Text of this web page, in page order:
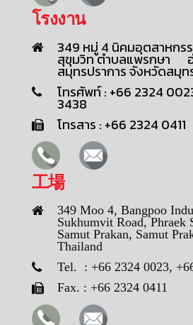
โรงงาน
349 หมู่ 4 นิคมอุตสาหกร
สุขุมวิท ตำบลแพรกษา อ
สมุทรปราการ จังหวัดสมุท
โทรศัพท์ : +66 2324
3438
โทรสาร : +66 2324 0411
工場
349 Moo 4, Bangpoo
Sukhumvit Road, Phraek
Samut Prakan, Samut
Thailand
Tel. : +66 2324 0023,
Fax. : +66 2324 0411